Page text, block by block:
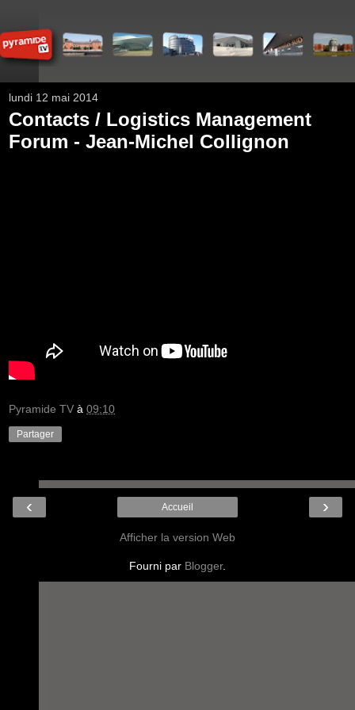
lundi 12 mai 2014
Contacts / Logistics Management
Forum - Jean-Michel Collignon
Pyramide TV à 09:10
Partager
‹ ›
Accueil
Afficher la version Web
Fourni par Blogger.